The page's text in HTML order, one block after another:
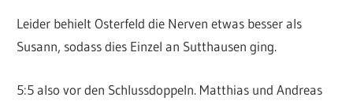
Leider behielt Osterfeld die Nerven etwas besser als
Susann, sodass dies Einzel an Sutthausen ging.
5:5 also vor den Schlussdoppeln. Matthias und Andreas